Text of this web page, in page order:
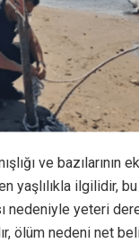
ve
yaşlılıkla ilgilidir,
nedeniyle yeteri
ölüm nedeni net